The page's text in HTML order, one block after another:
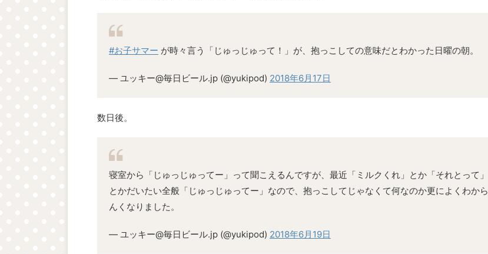
#お子サマー が時々言う「じゅっじゅって！」が、抱っこしての意味だとわかった日曜の朝。
— ユッキー@毎日ビール.jp (@yukipod) 2018年6月17日
数日後。
寝室から「じゅっじゅってー」って聞こえるんですが、最近「ミルクくれ」とか「それとって」
とかだいたい全般「じゅっじゅってー」なので、抱っこしてじゃなくて何なのか更によくわから
んくなりました。
— ユッキー@毎日ビール.jp (@yukipod) 2018年6月19日